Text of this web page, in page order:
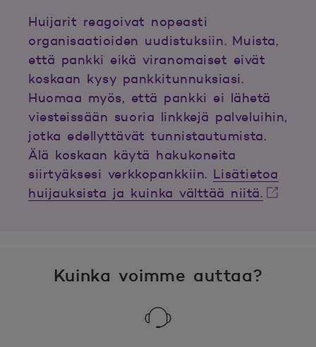
Huijarit reagoivat nopeasti
organisaatioiden uudistuksiin. Muista,
että pankki eikä viranomaiset eivät
koskaan kysy pankkitunnuksiasi.
Huomaa myös, että pankki ei lähetä
viesteissään suoria linkkejä palveluihin,
jotka edellyttävät tunnistautumista.
Älä koskaan käytä hakukoneita
siirtyäksesi verkkopankkiin. Lisätietoa
huijauksista ja kuinka välttää niitä.
Kuinka voimme auttaa?